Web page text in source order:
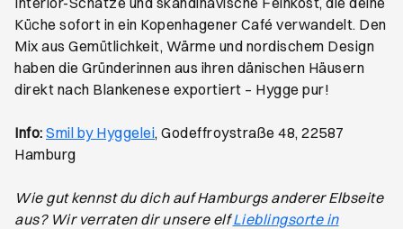
Küche sofort in ein Kopenhagener Café verwandelt. Den
Mix aus Gemütlichkeit, Wärme und nordischem Design
haben die Gründerinnen aus ihren dänischen Häusern
direkt nach Blankenese exportiert – Hygge pur!
Info: Smil by HyggeleiÖffnet ein neues Browser-Tab
, Godeffroystraße 48, 22587
Hamburg
Wie gut kennst du dich auf Hamburgs anderer Elbseite
aus? Wir verraten dir unsere elfLieblingsorte in